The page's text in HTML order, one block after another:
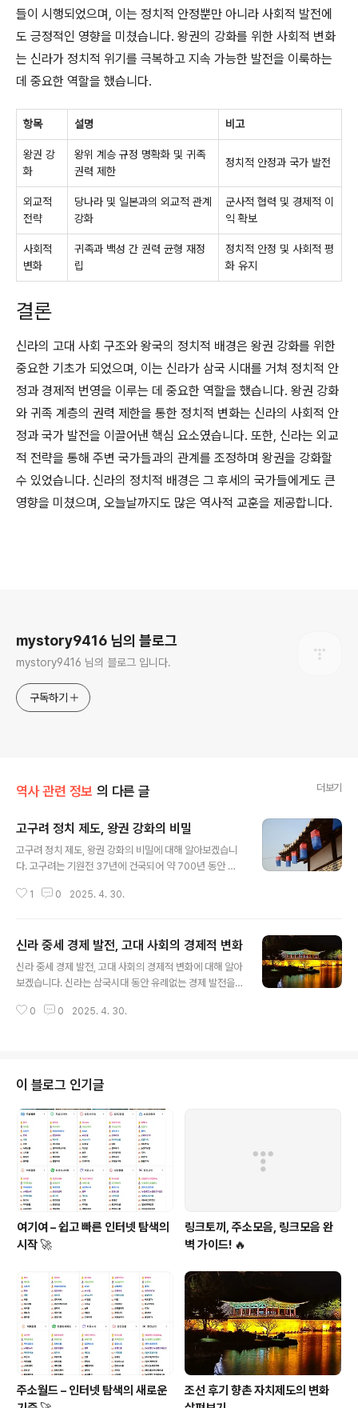
들이 시행되었으며, 이는 정치적 안정뿐만 아니라 사회적 발전에
도 긍정적인 영향을 미쳤습니다. 왕권의 강화를 위한 사회적 변화
는 신라가 정치적 위기를 극복하고 지속 가능한 발전을 이룩하는
데 중요한 역할을 했습니다.
항목 설명 비고
왕권 강
화
왕위 계승 규정 명확화 및 귀족
권력 제한
정치적 안정과 국가 발전
외교적
전략
당나라 및 일본과의 외교적 관계
강화
군사적 협력 및 경제적 이
익 확보
사회적
변화
귀족과 백성 간 권력 균형 재정
립
정치적 안정 및 사회적 평
화 유지
결론
신라의 고대 사회 구조와 왕국의 정치적 배경은 왕권 강화를 위한
중요한 기초가 되었으며, 이는 신라가 삼국 시대를 거쳐 정치적 안
정과 경제적 번영을 이루는 데 중요한 역할을 했습니다. 왕권 강화
와 귀족 계층의 권력 제한을 통한 정치적 변화는 신라의 사회적 안
정과 국가 발전을 이끌어낸 핵심 요소였습니다. 또한, 신라는 외교
적 전략을 통해 주변 국가들과의 관계를 조정하며 왕권을 강화할
수 있었습니다. 신라의 정치적 배경은 그 후세의 국가들에게도 큰
영향을 미쳤으며, 오늘날까지도 많은 역사적 교훈을 제공합니다.
mystory9416 님의 블로그
mystory9416 님의 블로그 입니다.
구독하기
역사 관련 정보 의 다른 글 더보기
고구려 정치 제도, 왕권 강화의 비밀
고구려 정치 제도, 왕권 강화의 비밀에 대해 알아보겠습니
다. 고구려는 기원전 37년에 건국되어 약 700년 동안 지
왕권 강화를 위한 전략은 단순히 외적의 침략에 대한 방어
적 통치 전략과 군사적 성취, 사회적 구조와 밀접하게 연결
되어 있었습니다. 오늘날에도 고구려의 정치 제도와 왕권
강화 전략은 많은 역사적 연구의 대상이 되고 있습니다.고
의 첫 번째 비밀은 바로 초기 왕권의 형성에 있습니다. 고구
1 0 2025. 4. 30.
신라 중세 경제 발전, 고대 사회의 경제적 변화
신라 중세 경제 발전, 고대 사회의 경제적 변화에 대해 알아
보겠습니다. 신라는 삼국시대 동안 유례없는 경제 발전을
치와 직결되었습니다. 특히 중세 시기에는 경제적 변화가
라 사회가 어떻게 발전하고 변화했는지 살펴보겠습니다.
신라의 경제적 발전은 단순한 물질적 성장에 그치지 않고,
사회적, 정치적 혁신을 이끌어낸 중요한 전환점을 마련했
습니다.신라 중세 경제 발전의 기초신라의 경제 발전은 그
기반을 농업에 두고 있었습니다.신라는 다양한 자연 자원
과 농업 기반을 통해 경제적 성장의 초..
0 0 2025. 4. 30.
이 블로그 인기글
여기여 – 쉽고 빠른 인터넷 탐색의
시작 🚀
링크토끼, 주소모음, 링크모음 완
벽 가이드! 🔥
주소월드 – 인터넷 탐색의 새로운
조선 후기 향촌 자치제도의 변화